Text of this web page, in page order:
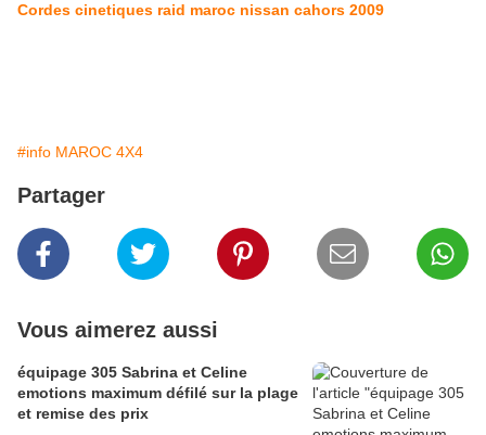
Cordes cinetiques raid maroc nissan cahors 2009
#info MAROC 4X4
Partager
Vous aimerez aussi
équipage 305 Sabrina et Celine
emotions maximum défilé sur la plage
et remise des prix